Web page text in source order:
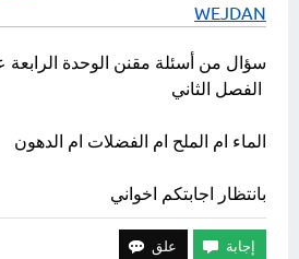
WEJDAN
سؤال من أسئلة مقنن الوحدة
الفصل الثاني
الماء ام الملح ام الفضلات ام الدهون
بانتظار اجابتكم اخواني